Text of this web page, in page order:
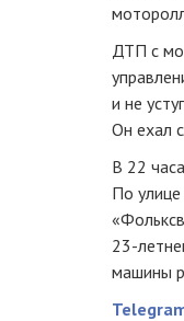
ДТП с
и не
Он ехал
В 22
По
23-
машины